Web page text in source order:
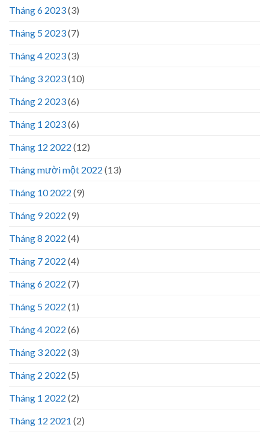
Tháng 6 2023(3)
Tháng 5 2023(7)
Tháng 4 2023(3)
Tháng 3 2023(10)
Tháng 2 2023(6)
Tháng 1 2023(6)
Tháng 12 2022 (12)
Tháng mười một 2022 (13)
Tháng 10 2022 (9)
Tháng 9 2022 (9)
Tháng 8 2022 (4)
Tháng 7 2022 (4)
Tháng 6 2022 (7)
Tháng 5 2022 (1)
Tháng 4 2022 (6)
Tháng 3 2022 (3)
Tháng 2 2022 (5)
Tháng 1 2022 (2)
Tháng 12 2021 (2)